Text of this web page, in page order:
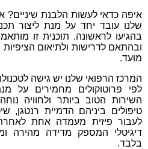
איפה כדאי לעשות הלבנת שיניים?
שלנו עובד יחד על מנת ליצור
בהגיעו לראשונה. תוכנית זו
ובהתאם לדרישות ולתיאום
מועד.
המרכז הרפואי שלנו יש גישה
לפי פרוטוקולים מחמירים על
השירות הטוב ביותר ולחוויה
טיפולים ביניהם הדמיית רנטגן,
לעבור פיזית מעמדה אחת
דיגיטלי המספק מדידה מהירה
בלבד.